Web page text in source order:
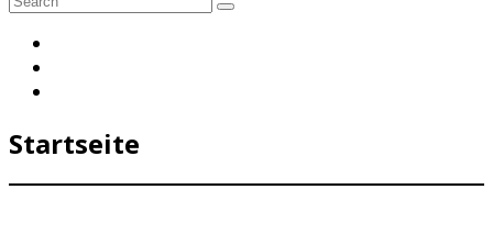
Search
Startseite